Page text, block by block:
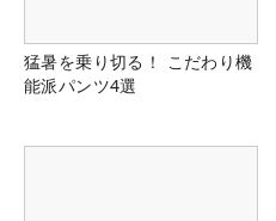
猛暑を乗り切る！ こだわり機
能派パンツ4選